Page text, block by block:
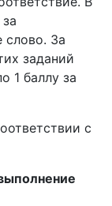
слово. За
заданий
1 баллу за
с